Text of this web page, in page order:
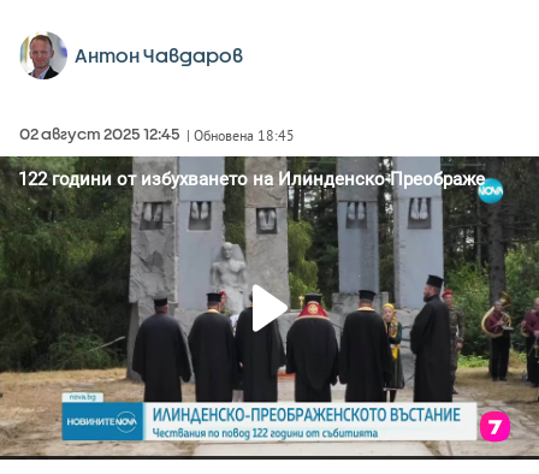
Антон Чавдаров
02 август 2025 12:45 | Обновена 18:45